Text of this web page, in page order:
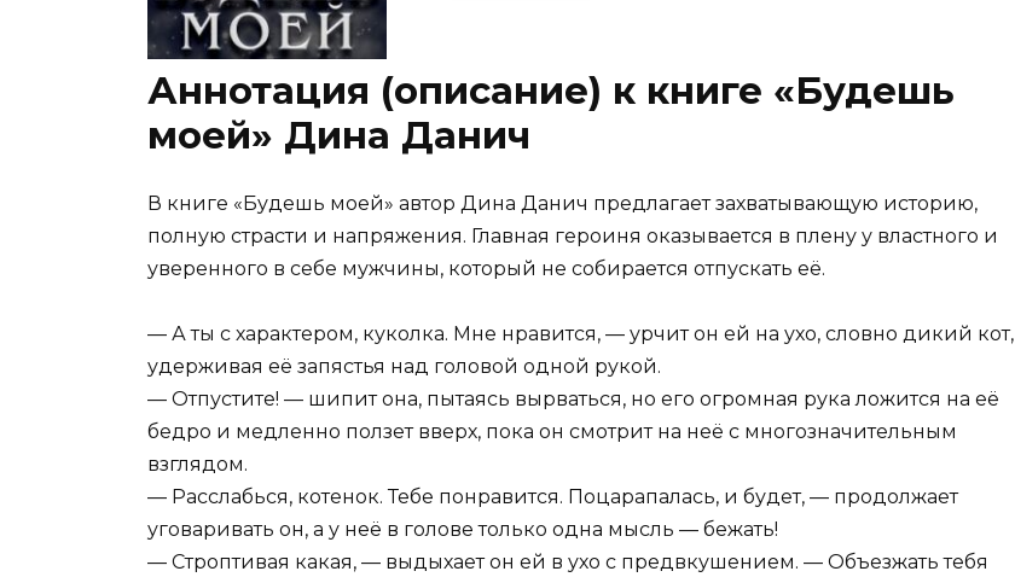
Аннотация (описание) к книге «Будешь
моей» Дина Данич
В книге «Будешь моей» автор Дина Данич предлагает захватывающую историю,
полную страсти и напряжения. Главная героиня оказывается в плену у властного и
уверенного в себе мужчины, который не собирается отпускать её.
— А ты с характером, куколка. Мне нравится, — урчит он ей на ухо, словно дикий кот,
удерживая её запястья над головой одной рукой.
— Отпустите! — шипит она, пытаясь вырваться, но его огромная рука ложится на её
бедро и медленно ползет вверх, пока он смотрит на неё с многозначительным
взглядом.
— Расслабься, котенок. Тебе понравится. Поцарапалась, и будет, — продолжает
уговаривать он, а у неё в голове только одна мысль — бежать!
— Строптивая какая, — выдыхает он ей в ухо с предвкушением. — Объезжать тебя